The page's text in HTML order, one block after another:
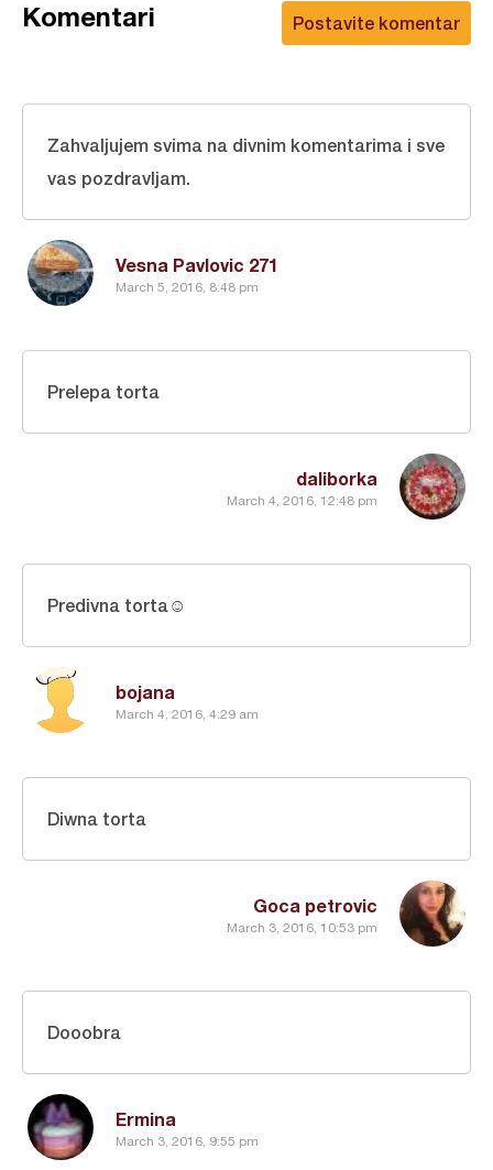
Postavite komentar
Komentari
Vesna Pavlovic 271
March 5, 2016, 8:48 pm
Zahvaljujem svima na divnim komentarima i sve
vas pozdravljam.
daliborka
March 4, 2016, 12:48 pm
Prelepa torta
bojana
March 4, 2016, 4:29 am
Predivna torta☺
Goca petrovic
March 3, 2016, 10:53 pm
Diwna torta
Ermina
March 3, 2016, 9:55 pm
Dooobra